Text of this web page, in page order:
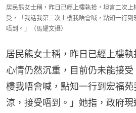
居民熊女士稱，昨日已經上樓執拾，坦言二次
受，「我話我第二次上樓我唔會喊，點知一行
唔到。」（馬耀文攝）
居民熊女士稱，昨日已經上樓
心情仍然沉重，目前仍未能接
樓我唔會喊，點知一行到宏福
涼，接受唔到。」她指，政府現